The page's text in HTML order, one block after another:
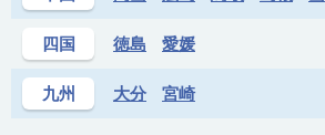
四国 徳島 愛媛
九州 大分 宮崎